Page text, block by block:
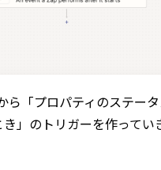
ら「プロパティのステー
」のトリガーを作ってい